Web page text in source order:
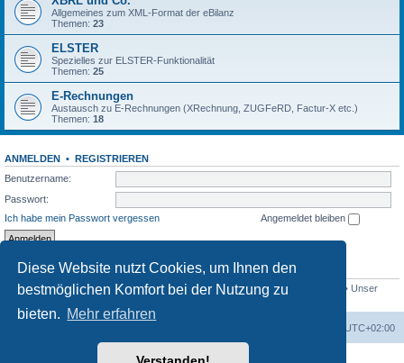
Diese Website nutzt Cookies, um Ihnen den
bestmöglichen Komfort bei der Nutzung zu
bieten. Mehr erfahren
Allgemeines zum XML-Format der eBilanz
Themen: 23
ELSTER
Spezielles zur ELSTER-Funktionalität
Themen: 25
E-Rechnungen
Austausch zu E-Rechnungen (XRechnung, ZUGFeRD, Factur-X etc.)
Themen: 18
ANMELDEN • REGISTRIEREN
Benutzername:
Passwort:
Ich habe mein Passwort vergessen
Angemeldet bleiben
STATISTIK
Beiträge insgesamt1558 • Themen insgesamt432 • Mitglieder insgesamt
• Unser
neuestes Mitglied:
UTC+02:00
Powered byphpBB® Forum Software © phpBB Limited